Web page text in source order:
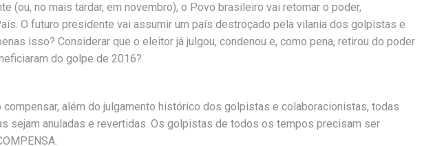
(ou, no mais tardar, em novembro), o Povo brasileiro vai retomar o poder,
O futuro presidente vai assumir um país destroçado pela vilania dos golpistas e
isso? Considerar que o eleitor já julgou, condenou e, como pena, retirou do poder
do golpe de 2016?
compensar, além do julgamento histórico dos golpistas e colaboracionistas, todas
sejam anuladas e revertidas. Os golpistas de todos os tempos precisam ser